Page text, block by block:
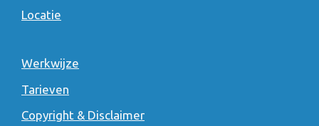
Locatie
Werkwijze
Tarieven
Copyright & Disclaimer